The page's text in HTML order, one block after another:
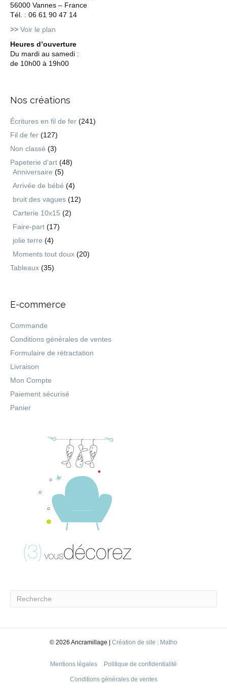
56000 Vannes – France
Tél. : 06 61 90 47 14
>> Voir le plan
Heures d’ouverture
Du mardi au samedi :
de 10h00 à 19h00
Nos créations
Écritures en fil de fer (241)
Fil de fer (127)
Non classé (3)
Papeterie d'art (48)
Anniversaire (5)
Arrivée de bébé (4)
bruit des vagues (12)
Carterie 10x15 (2)
Faire-part (17)
jolie terre (4)
Moments tout doux (20)
Tableaux (35)
E-commerce
Commande
Conditions générales de ventes
Formulaire de rétractation
Livraison
Mon Compte
Paiement sécurisé
Panier
© 2026 Ancramillage | Création de site : Matho
Mentions légales Politique de confidentialité
Conditions générales de ventes